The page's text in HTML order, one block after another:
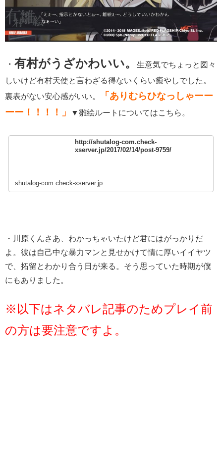
・ 有村がうざかわいい。
生意気でちょっと図々
しいけど有村天使と言わざる得ないくらい癒やしでした。
裏表がない安心感がいい。
「ありむらひなっしゃーー
ーー！！！！」
▼雛絵ルートについてはこちら。
http://shutalog-com.check-
xserver.jp/2017/02/14/post-9759/
shutalog-com.check-xserver.jp
・川原くんさあ、わかっちゃいたけど君にはがっかりだ
よ。彼は自己中な暴力マンと見せかけて情に厚いイイヤツ
で、拓留とわかり合う日が来る。そう思っていた時期が僕
にもありました。
※以下はネタバレ記事のためプレイ前
の方は要注意ですよ。